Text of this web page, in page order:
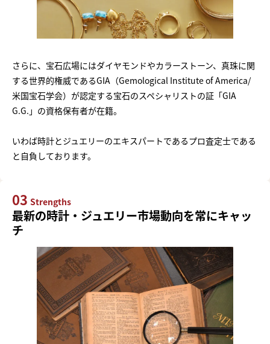
さらに、宝石広場にはダイヤモンドやカラーストーン、真珠に関
する世界的権威であるGIA（Gemological Institute of America/
米国宝石学会）が認定する宝石のスペシャリストの証「GIA
G.G.」の資格保有者が在籍。
いわば時計とジュエリーのエキスパートであるプロ査定士である
と自負しております。
03 Strengths
最新の時計・ジュエリー市場動向を常にキャッ
チ